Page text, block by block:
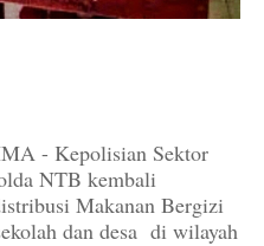
- Kepolisian Sektor
NTB kembali
Makanan Bergizi
dan desa di wilayah